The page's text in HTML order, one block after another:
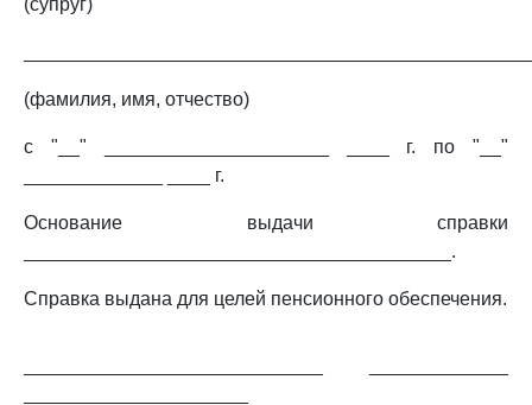
(супруг)
(фамилия, имя, отчество)
с "__" _____________________ ____ г. по "__"
_____________ ____ г.
Основание выдачи справки
________________________________________.
Справка выдана для целей пенсионного обеспечения.